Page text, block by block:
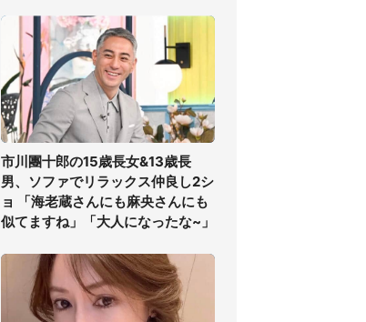
市川團十郎の15歳長女&13歳長
男、ソファでリラックス仲良し2シ
ョ 「海老蔵さんにも麻央さんにも
似てますね」「大人になったな~」